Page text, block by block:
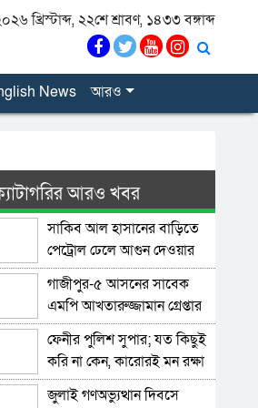
২২শে শ্রাবণ, ১৪৩৩ বঙ্গাব্দ
News আরও
আরও খবর
সাকিব আল হাসানের বাড়িতে
পেট্রোল ঢেলে আগুন দেওয়ার
চেষ্টা, ভাঙচুর
গাজীপুর-৫ আসনের সাবেক
এমপি আখতারুজ্জামান গ্রেপ্তার
ফেনীর পুলিশ সুপার; যত কিছুই
করি না কেন, কারোরই মন রক্ষা
করতে পারি না
জুলাই গণঅভ্যুত্থান দিবসে